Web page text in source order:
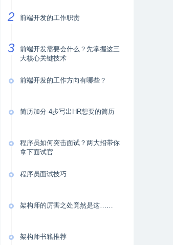
前端开发的工作职责
前端开发需要会什么？先掌握这三
大核心关键技术
前端开发的工作方向有哪些？
简历加分-4步写出HR想要的简历
程序员如何突击面试？两大招带你
拿下面试官
程序员面试技巧
架构师的厉害之处竟然是这……
架构师书籍推荐